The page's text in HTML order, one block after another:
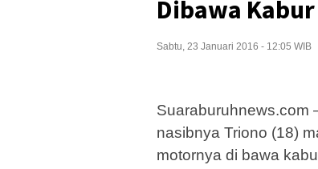
Dibawa Kabur
Sabtu, 23 Januari 2016 - 12:05 WIB
Suaraburuhnews.com
nasibnya Triono (18)
motornya di bawa